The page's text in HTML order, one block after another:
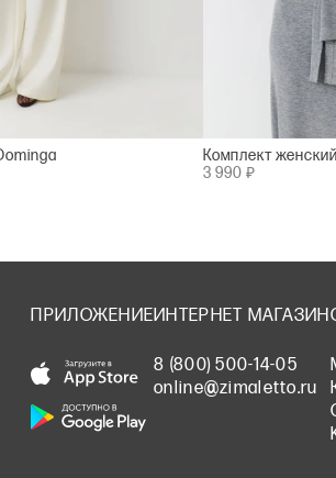
Комплект
3 990 ₽
ПРИЛОЖЕНИЕИНТЕРНЕТ МАГАЗИН
8 (800) 500-14-05
online@zimaletto.ru